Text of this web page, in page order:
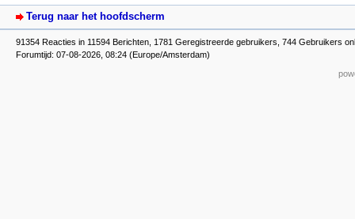
Terug naar het hoofdscherm
91354 Reacties in 11594 Berichten, 1781 Geregistreerde gebruikers, 744 Gebruikers
Forumtijd: 07-08-2026, 08:24 (Europe/Amsterdam)